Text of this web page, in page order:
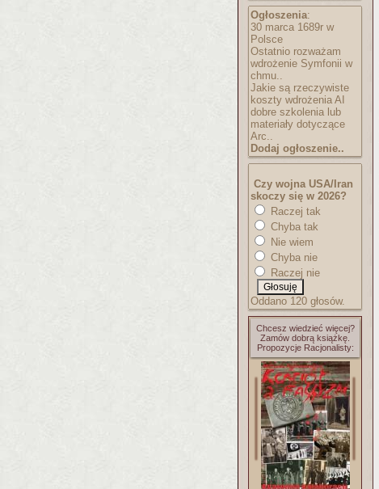
Ogłoszenia:
30 marca 1689r w
Polsce
Ostatnio rozważam
wdrożenie Symfonii w
chmu..
Jakie są rzeczywiste
koszty wdrożenia AI
dobre szkolenia lub
materiały dotyczące
Arc..
Dodaj ogłoszenie..
Czy wojna USA/Iran
skoczy się w 2026?
Raczej tak
Chyba tak
Nie wiem
Chyba nie
Raczej nie
Oddano 120 głosów.
Chcesz wiedzieć więcej?
Zamów dobrą książkę.
Propozycje Racjonalisty: